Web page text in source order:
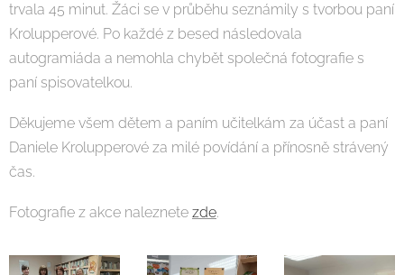
trvala 45 minut. Žáci se v průběhu seznámily s tvorbou paní
Krolupperové. Po každé z besed následovala
autogramiáda a nemohla chybět společná fotografie s
paní spisovatelkou.
Děkujeme všem dětem a paním učitelkám za účast a paní
Daniele Krolupperové za milé povídání a přínosně strávený
čas.
Fotografie z akce naleznete zde.